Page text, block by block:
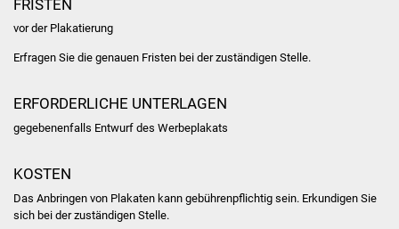
Familienzentrum
Suenergie
FRISTEN
vor der Plakatierung
Erfragen Sie die genauen Fristen bei der zuständigen Stelle.
ERFORDERLICHE UNTERLAGEN
gegebenenfalls Entwurf des Werbeplakats
KOSTEN
Das Anbringen von Plakaten kann gebührenpflichtig sein. Erkundigen Sie
sich bei der zuständigen Stelle.